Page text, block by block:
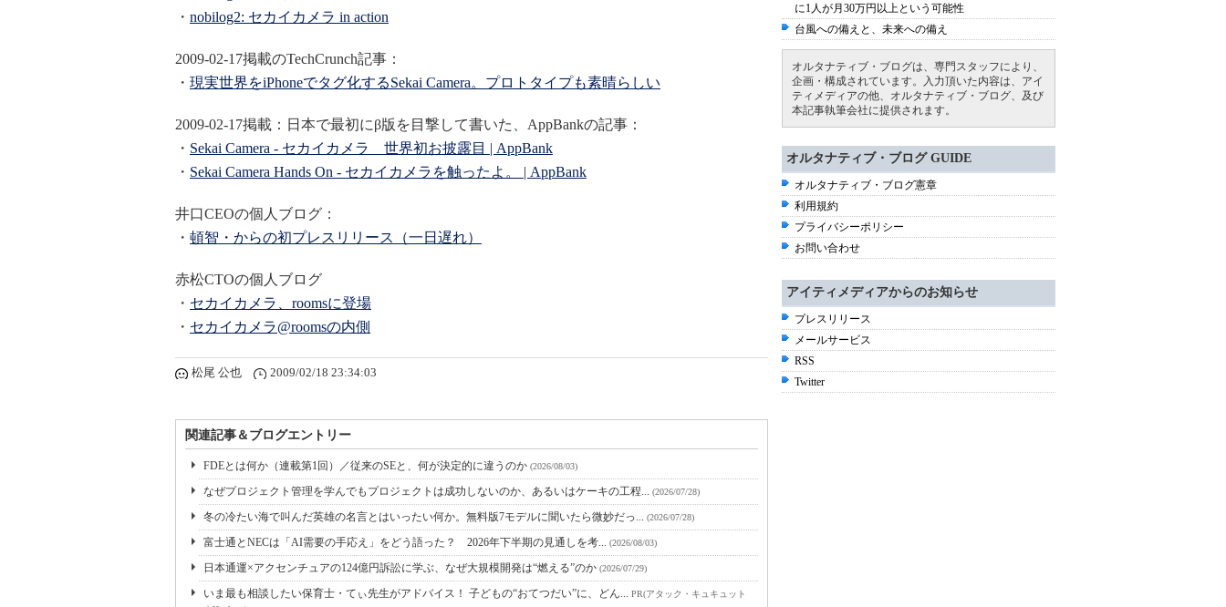
・ nobilog2: セカイカメラ in action
2009-02-17掲載のTechCrunch記事：
・ 現実世界をiPhoneでタグ化するSekai Camera。プロトタイプも素晴らしい
2009-02-17掲載：日本で最初にβ版を目撃して書いた、AppBankの記事：
・ Sekai Camera - セカイカメラ 世界初お披露目 | AppBank
・ Sekai Camera Hands On - セカイカメラを触ったよ。 | AppBank
井口CEOの個人ブログ：
・ 頓智・からの初プレスリリース（一日遅れ）
赤松CTOの個人ブログ
・ セカイカメラ、roomsに登場
・ セカイカメラ@roomsの内側
松尾 公也 2009/02/18 23:34:03
関連記事＆ブログエントリー
FDEとは何か（連載第1回）／従来のSEと、何が決定的に違うのか (2026/08/03)
なぜプロジェクト管理を学んでもプロジェクトは成功しないのか、あるいはケーキの工程... (2026/07/28)
冬の冷たい海で叫んだ英雄の名言とはいったい何か。無料版7モデルに聞いたら微妙だっ... (2026/07/28)
富士通とNECは「AI需要の手応え」をどう語った？ 2026年下半期の見通しを考... (2026/08/03)
日本通運×アクセンチュアの124億円訴訟に学ぶ、なぜ大規模開発は“燃える”のか (2026/07/29)
いま最も相談したい保育士・てぃ先生がアドバイス！ 子どもの“おてつだい”に、どん... PR(アタック・キュキュット
に1人が月30万円以上という可能性
台風への備えと、未来への備え
オルタナティブ・ブログは、専門スタッフにより、
企画・構成されています。入力頂いた内容は、アイ
ティメディアの他、オルタナティブ・ブログ、及び
本記事執筆会社に提供されます。
オルタナティブ・ブログ GUIDE
オルタナティブ・ブログ憲章
利用規約
プライバシーポリシー
お問い合わせ
アイティメディアからのお知らせ
プレスリリース
メールサービス
RSS
Twitter